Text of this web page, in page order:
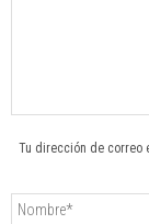
Tu dirección de correo